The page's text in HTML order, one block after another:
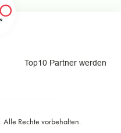
Top10 Partner werden
. Alle Rechte vorbehalten.